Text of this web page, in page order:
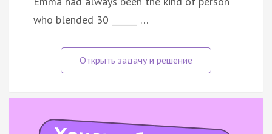
who blended 30 ______ …